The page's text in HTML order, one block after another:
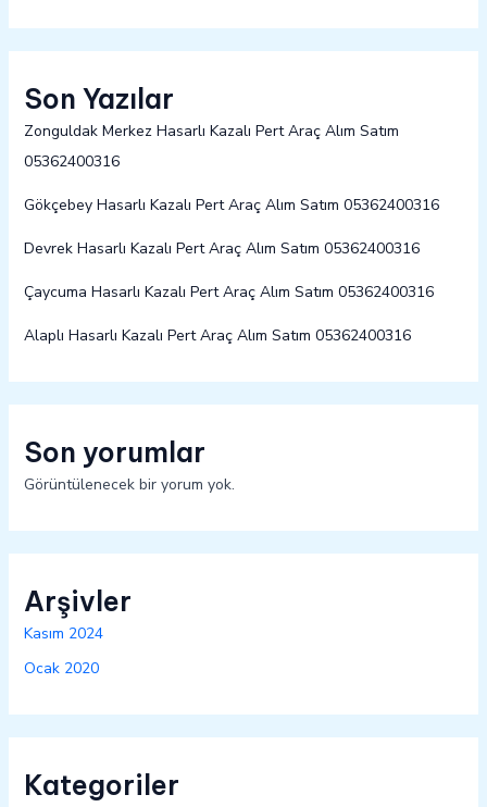
Son Yazılar
Zonguldak Merkez Hasarlı Kazalı Pert Araç Alım Satım
05362400316
Gökçebey Hasarlı Kazalı Pert Araç Alım Satım 05362400316
Devrek Hasarlı Kazalı Pert Araç Alım Satım 05362400316
Çaycuma Hasarlı Kazalı Pert Araç Alım Satım 05362400316
Alaplı Hasarlı Kazalı Pert Araç Alım Satım 05362400316
Son yorumlar
Görüntülenecek bir yorum yok.
Arşivler
Kasım 2024
Ocak 2020
Kategoriler